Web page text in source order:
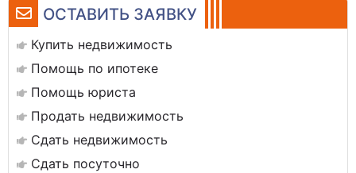
ОСТАВИТЬ ЗАЯВКУ
Купить недвижимость
Помощь по ипотеке
Помощь юриста
Продать недвижимость
Сдать недвижимость
Сдать посуточно